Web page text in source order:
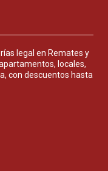
legal en Remates y
locales,
con descuentos hasta